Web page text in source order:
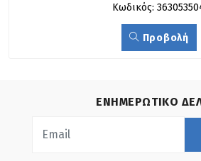
Κωδικός:
Προβολή
ΕΝΗΜΕΡΩΤΙΚΟ